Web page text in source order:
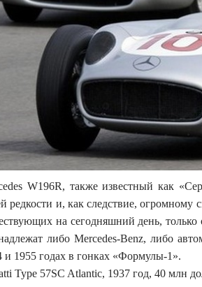
W196R, также известный как
редкости и, как следствие,
на сегодняшний день, только
либо Mercedes-Benz, либо
и 1955 годах в гонках «Формулы-1».
Type 57SC Atlantic, 1937 год, 40 млн